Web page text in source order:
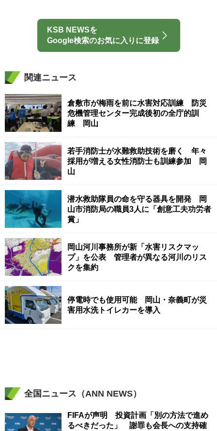
KSB NEWSを
Google検索のお気に入りに登録
関連ニュース
倉敷市が梅雨を前に水害対応訓練 防災
危機管理センター完成後初の全庁的訓
練 岡山
若手消防士が水難救助技術を磨く 年々
採用が増える女性消防士も訓練参加 岡
山
潜水救助隊員の命を守る器具を開発 岡
山市消防局の職員3人に「創意工夫功労者
賞」
岡山河川事務所が新「水害リスクマッ
プ」を公表 管理者が異なる河川のリス
クを集約
停電時でも使用可能 岡山・奈義町が災
害用水洗トイレカーを導入
全国ニュース（ANN NEWS）
FIFAが声明 投資計画「別の方法で進め
るべきだった」 謝罪も会長への支持確